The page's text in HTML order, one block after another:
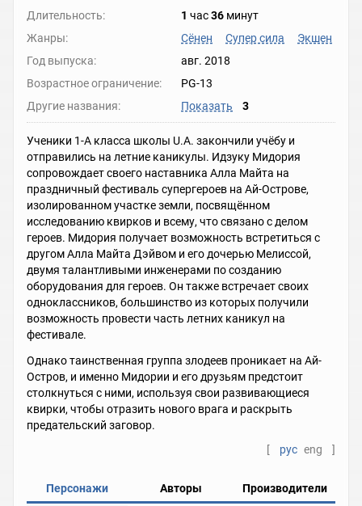
Длительность:
1 час36 минут
Жанры:
Сёнен Супер сила
Экшен
Год выпуска:
авг. 2018
Возрастное ограничение:
PG-13
Другие названия:
Показать 3
Ученики 1-А класса школы U.A. закончили учёбу и
отправились на летние каникулы. Идзуку Мидория
сопровождает своего наставника Алла Майтa на
праздничный фестиваль супергероев на Ай-Острове,
изолированном участке земли, посвящённом
исследованию квирков и всему, что связано с делом
героев. Мидория получает возможность встретиться с
другом Алла Майта Дэйвом и его дочерью Мелиссой,
двумя талантливыми инженерами по созданию
оборудования для героев. Он также встречает своих
одноклассников, большинство из которых получили
возможность провести часть летних каникул на
фестивале.
Однако таинственная группа злодеев проникает на Ай-
Остров, и именно Мидории и его друзьям предстоит
столкнуться с ними, используя свои развивающиеся
квирки, чтобы отразить нового врага и раскрыть
предательский заговор.
[
рус eng ]
Персонажи Авторы Производители